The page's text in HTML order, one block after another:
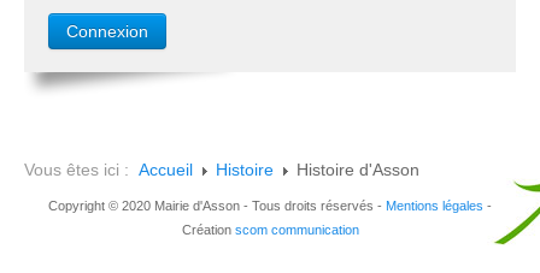
Vous êtes ici : Accueil Histoire Histoire d'Asson
Copyright © 2020 Mairie d'Asson - Tous droits réservés - Mentions légales -
Création scom communication